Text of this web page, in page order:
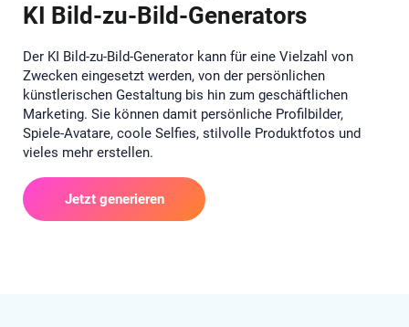
KI Bild-zu-Bild-Generators
Der KI Bild-zu-Bild-Generator kann für eine Vielzahl von
Zwecken eingesetzt werden, von der persönlichen
künstlerischen Gestaltung bis hin zum geschäftlichen
Marketing. Sie können damit persönliche Profilbilder,
Spiele-Avatare, coole Selfies, stilvolle Produktfotos und
vieles mehr erstellen.
Jetzt generieren